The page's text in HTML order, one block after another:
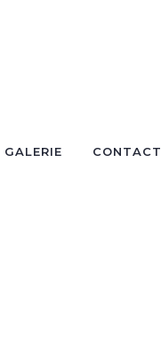
GALERIE CONTACT